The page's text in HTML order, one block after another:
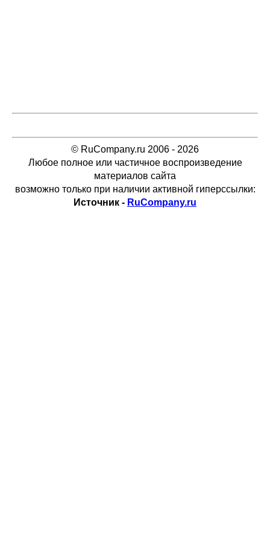
© RuCompany.ru 2006 - 2026
Любое полное или частичное воспроизведение
материалов сайта
возможно только при наличии активной гиперссылки:
Источник - RuCompany.ru